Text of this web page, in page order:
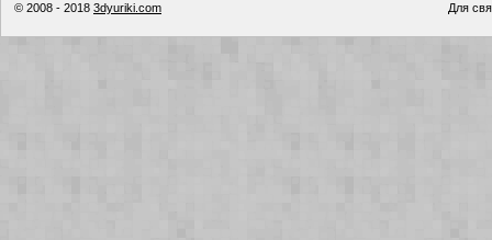
© 2008 - 2018 3dyuriki.com Для